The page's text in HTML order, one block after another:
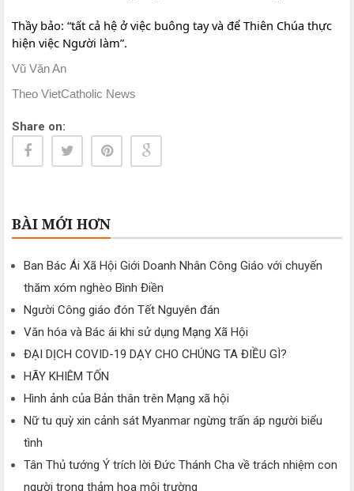
Thầy bảo: “tất cả hệ ở việc buông tay và để Thiên Chúa thực
hiện việc Người làm”.
Vũ Văn An
Theo VietCatholic News
Share on:
BÀI MỚI HƠN
Ban Bác Ái Xã Hội Giới Doanh Nhân Công Giáo với chuyến
thăm xóm nghèo Bình Điền
Người Công giáo đón Tết Nguyên đán
Văn hóa và Bác ái khi sử dụng Mạng Xã Hội
ĐẠI DỊCH COVID-19 DẠY CHO CHÚNG TA ĐIỀU GÌ?
HÃY KHIÊM TỐN
Hình ảnh của Bản thân trên Mạng xã hội
Nữ tu quỳ xin cảnh sát Myanmar ngừng trấn áp người biểu
tình
Tân Thủ tướng Ý trích lời Đức Thánh Cha về trách nhiệm con
người trong thảm họa môi trường